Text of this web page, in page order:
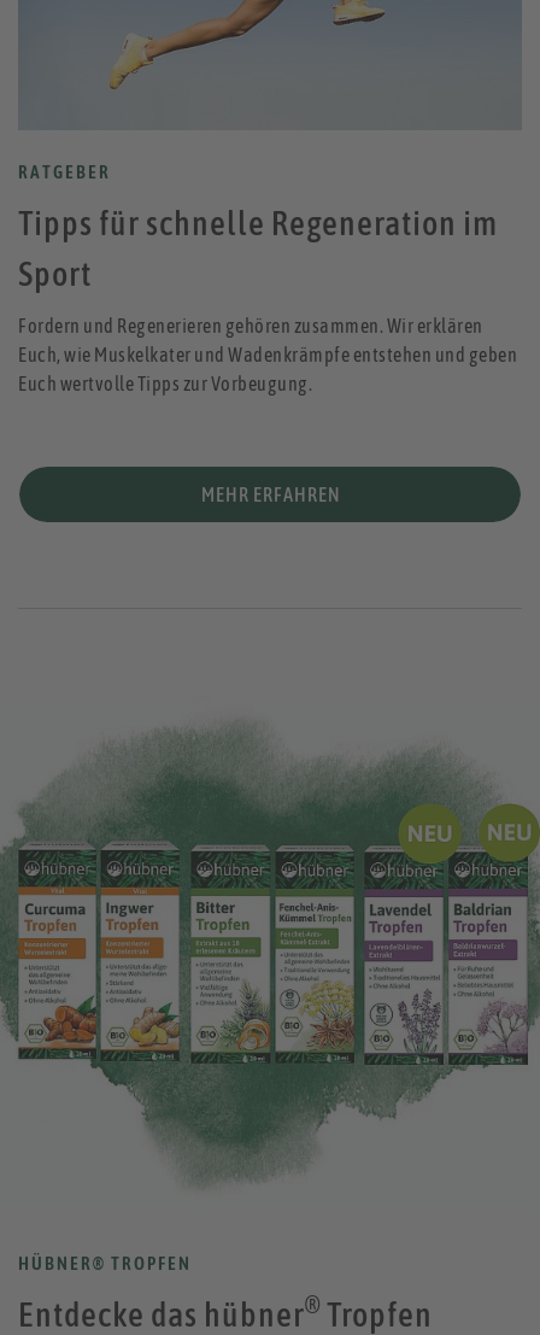
RATGEBER
Tipps für schnelle Regeneration im
Sport
Fordern und Regenerieren gehören zusammen. Wir erklären
Euch, wie Muskelkater und Wadenkrämpfe entstehen und geben
Euch wertvolle Tipps zur Vorbeugung.
MEHR ERFAHREN
HÜBNER® TROPFEN
Entdecke das hübner® Tropfen